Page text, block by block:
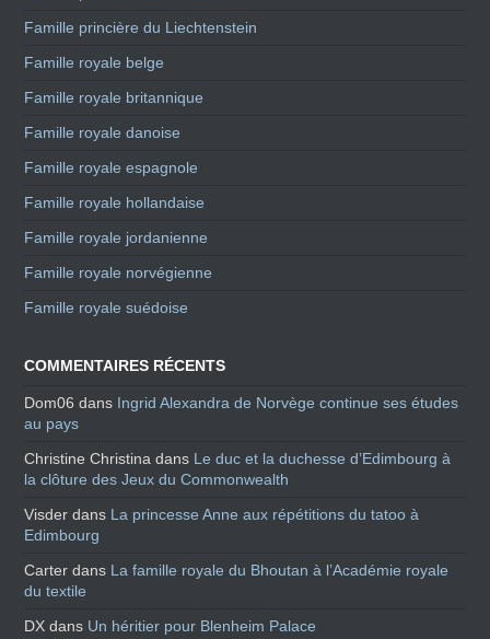
Famille princière du Liechtenstein
Famille royale belge
Famille royale britannique
Famille royale danoise
Famille royale espagnole
Famille royale hollandaise
Famille royale jordanienne
Famille royale norvégienne
Famille royale suédoise
COMMENTAIRES RÉCENTS
Dom06 dans Ingrid Alexandra de Norvège continue ses études
au pays
Christine Christina dans Le duc et la duchesse d’Edimbourg à
la clôture des Jeux du Commonwealth
Visder dans La princesse Anne aux répétitions du tatoo à
Edimbourg
Carter dans La famille royale du Bhoutan à l’Académie royale
du textile
DX dans Un héritier pour Blenheim Palace